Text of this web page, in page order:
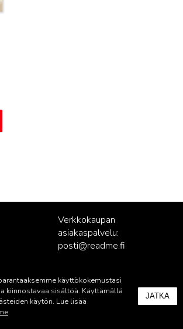
Verkkokaupan
asiakaspalvelu:
posti@readme.fi
käyttökokemustasi
kiinnostavaa sisältöä. Käyttämällä
käytön. Lue lisää
.
JATKA